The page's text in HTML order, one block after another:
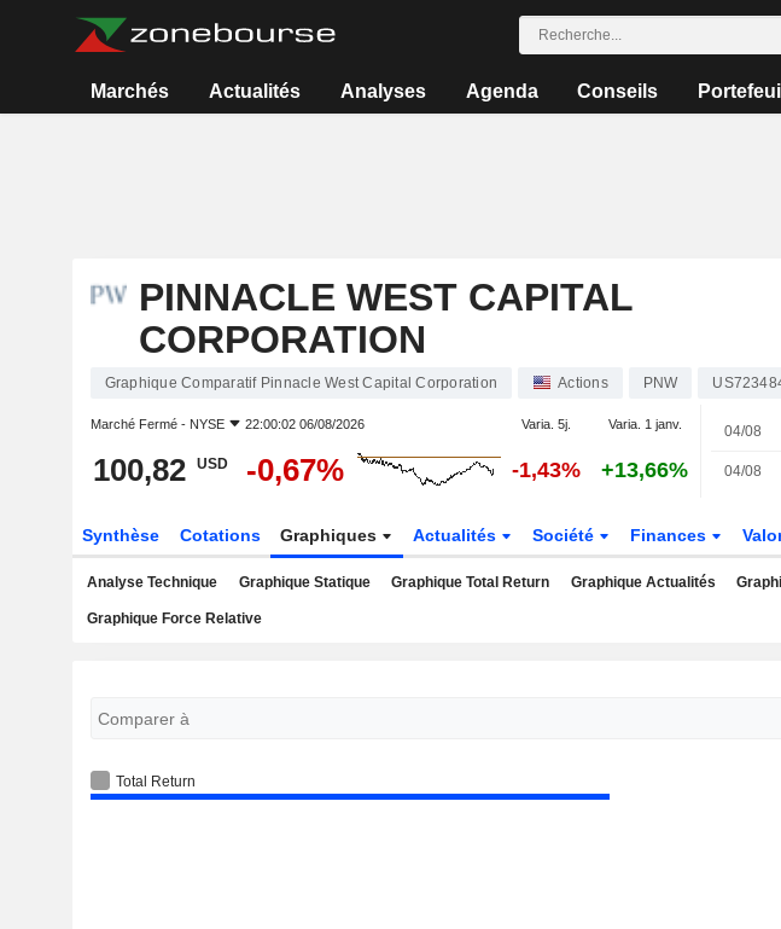
Marchés Actualités Analyses Agenda Conseils
PINNACLE WEST CAPITAL
CORPORATION
Graphique Comparatif Pinnacle West Capital Corporation Actions PNW
Marché Fermé - NYSE 22:00:02 06/08/2026 Varia. 5j. Varia. 1 janv.
100,82 USD -0,67% -1,43% +13,66%
04/08
04/08
Synthèse Cotations Graphiques Actualités Société Finances
Analyse Technique Graphique Statique Graphique Total Return Graphique Actualités
Graphique Force Relative
Total Return